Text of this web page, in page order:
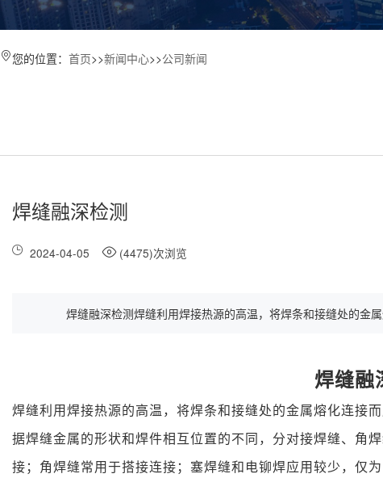
您的位置： 首页>>新闻中心>>公司新闻
焊缝融深检测
2024-04-05 (4475)次浏览
焊缝融深检测焊缝利用焊接热源的高温，将焊条和接缝处的金属
焊缝融
焊缝利用焊接热源的高温，将焊条和接缝处的金属熔化连接
据焊缝金属的形状和焊件相互位置的不同，分对接焊缝、角
接；角焊缝常用于搭接连接；塞焊缝和电铆焊应用较少，仅